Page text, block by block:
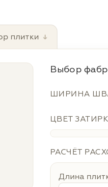
плитки ↓
Выбор
ШИРИНА
ЦВЕТ
РАСЧЁТ
Длина